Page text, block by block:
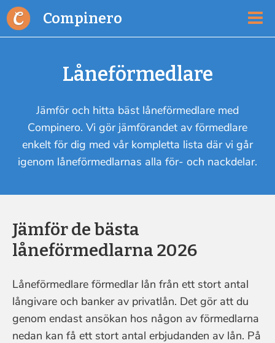
Compinero
Låneförmedlare
Jämför och hitta bäst låneförmedlare med
Compinero. Vi gör jämförandet av förmedlare
enkelt för dig med vår kompletta lista där vi går
igenom låneförmedlarnas alla för- och nackdelar.
Jämför de bästa
låneförmedlarna 2026
Låneförmedlare förmedlar lån från ett stort antal
långivare och banker av privatlån. Det gör att du
genom endast ansökan hos någon av förmedlarna
nedan kan få ett stort antal erbjudanden av lån. På